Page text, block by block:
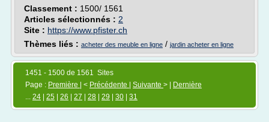
Classement : 1500/ 1561
Articles sélectionnés : 2
Site : https://www.pfister.ch
Thèmes liés : acheter des meuble en ligne / jardin acheter en ligne
1451 - 1500 de 1561 Sites
Page : Première | < Précédente Suivante > |
Dernière
... 24 25 26 27 28 29 30 31